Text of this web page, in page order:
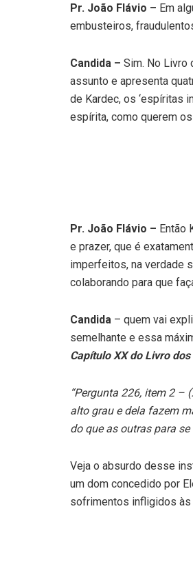
Pr. João Flávio – Em
embusteiros,
Candida – Sim. No Livro
assunto e apresenta
de Kardec, os ‘espíritas
espírita, como querem
Pr. João Flávio – Então
e prazer, que é
imperfeitos, na verdade
colaborando para que
Candida – quem vai
semelhante e essa
Capítulo XX do Livro
“Pergunta 226, item 2 –
alto grau e dela fazem
do que as outras para
Veja o absurdo desse
um dom concedido por
sofrimentos infligidos às